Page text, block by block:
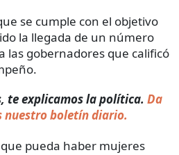
se cumple con el objetivo
la llegada de un número
las gobernadores que calificó
te explicamos la política. Da
nuestro boletín diario.
pueda haber mujeres